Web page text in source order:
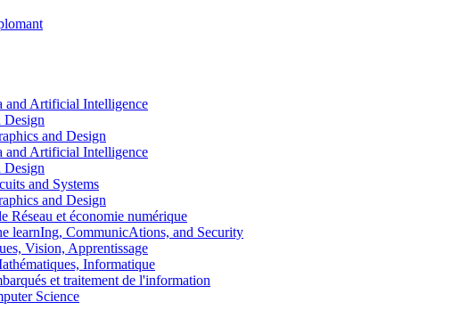
Artificial Intelligence
Design
and Design
Artificial Intelligence
Design
and Systems
and Design
et économie numérique
CommunicAtions, and Security
Vision, Apprentissage
Informatique
et traitement de l'information
Science